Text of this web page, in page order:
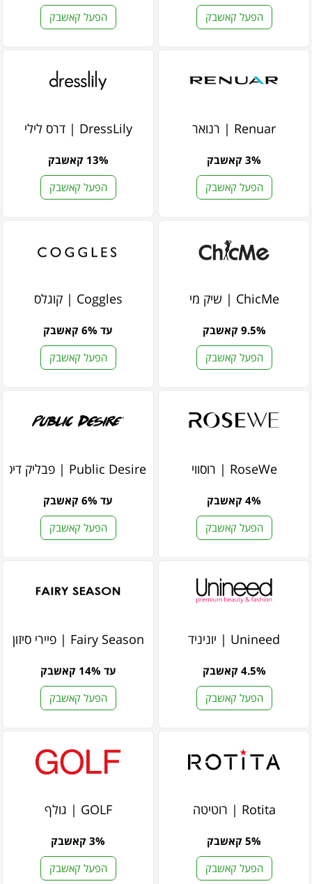
הפעל קאשבק
הפעל קאשבק
Renuar | רנואר
3% קאשבק
הפעל קאשבק
DressLily | דרס לילי
13% קאשבק
הפעל קאשבק
ChicMe | שיק מי
9.5% קאשבק
הפעל קאשבק
Coggles | קוגלס
עד 6% קאשבק
הפעל קאשבק
RoseWe | רוסווי
4% קאשבק
הפעל קאשבק
Public Desire | פבליק דיסאייר
עד 6% קאשבק
הפעל קאשבק
Unineed | יוניניד
4.5% קאשבק
הפעל קאשבק
Fairy Season | פיירי סיזון
עד 14% קאשבק
הפעל קאשבק
Rotita | רוטיטה
5% קאשבק
הפעל קאשבק
GOLF | גולף
3% קאשבק
הפעל קאשבק